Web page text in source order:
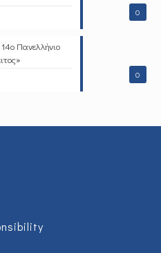
0
0
Πανελλήνιο